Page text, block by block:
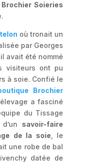
Brochier Soieries
où tronait un
par Georges
avait été nommé
visiteurs ont pu
à soie. Confié le
Brochier
élevage a fasciné
du Tissage
savoir-faire
de la soie , le
une robe de bal
datée de